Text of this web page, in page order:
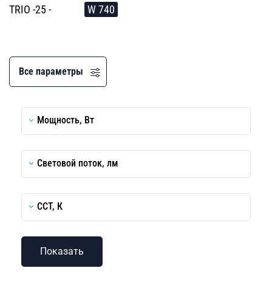
TRIO -25 - W 740
Все параметры
Мощность, Вт
Световой поток, лм
CCT, К